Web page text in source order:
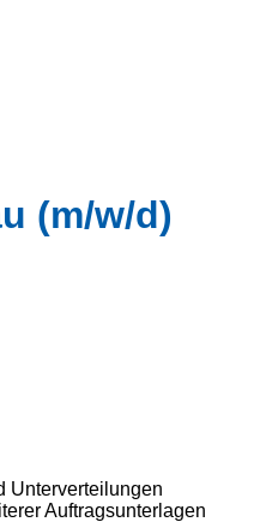
(m/w/d)
Unterverteilungen
Auftragsunterlagen